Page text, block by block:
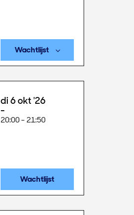
Wachtlijst
di 6 okt '26
20:00- 21:50
Wachtlijst